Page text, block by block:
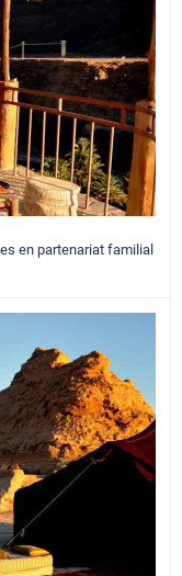
en partenariat familial